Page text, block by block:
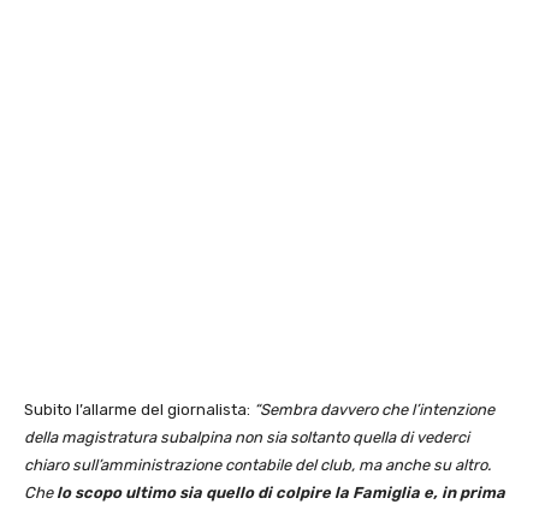
Subito l’allarme del giornalista: “Sembra davvero che l’intenzione
della magistratura subalpina non sia soltanto quella di vederci
chiaro sull’amministrazione contabile del club, ma anche su altro.
Chelo scopo ultimo sia quello di colpire la Famiglia e, in prima